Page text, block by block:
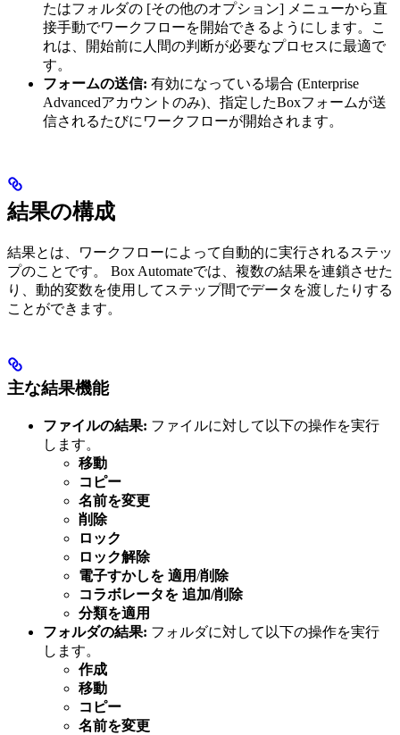
たはフォルダの [その他のオプション] メニューから直
接手動でワークフローを開始できるようにします。こ
れは、開始前に人間の判断が必要なプロセスに最適で
す。
フォームの送信: 有効になっている場合 (Enterprise
Advancedアカウントのみ)、指定したBoxフォームが送
信されるたびにワークフローが開始されます。
結果の構成
結果とは、ワークフローによって自動的に実行されるステッ
プのことです。 Box Automateでは、複数の結果を連鎖させた
り、動的変数を使用してステップ間でデータを渡したりする
ことができます。
主な結果機能
ファイルの結果: ファイルに対して以下の操作を実行
します。
移動
コピー
名前を変更
削除
ロック
ロック解除
電子すかしを 適用/削除
コラボレータを 追加/削除
分類を適用
フォルダの結果: フォルダに対して以下の操作を実行
します。
作成
移動
コピー
名前を変更